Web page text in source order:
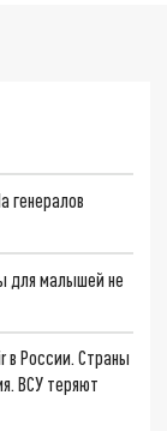
генералов
для малышей не
в России. Страны
ВСУ теряют